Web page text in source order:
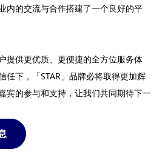
内的交流与合作搭建了一个良好的平
提供更优质、更便捷的全方位服务体
任下，「STAR」品牌必将取得更加辉
宾的参与和支持，让我们共同期待下一